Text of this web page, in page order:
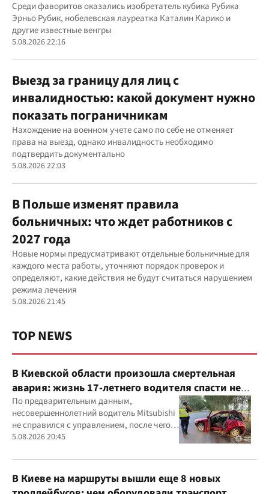
Среди фаворитов оказались изобретатель кубика Рубика
Эрньо Рубик, нобелевская лауреатка Каталин Карико и
другие известные венгры
5.08.2026 22:16
Выезд за границу для лиц с
инвалидностью: какой документ нужно
показать пограничникам
Нахождение на военном учете само по себе не отменяет
права на выезд, однако инвалидность необходимо
подтвердить документально
5.08.2026 22:03
В Польше изменят правила
больничных: что ждет работников с
2027 года
Новые нормы предусматривают отдельные больничные для
каждого места работы, уточняют порядок проверок и
определяют, какие действия не будут считаться нарушением
режима лечения
5.08.2026 21:45
TOP NEWS
В Киевской области произошла смертельная
авария: жизнь 17-летнего водителя спасти не
удалось
По предварительным данным,
несовершеннолетний водитель Mitsubishi
не справился с управлением, после чего
автомобиль врезался в дерево
5.08.2026 20:45
В Киеве на маршруты вышли еще 8 новых